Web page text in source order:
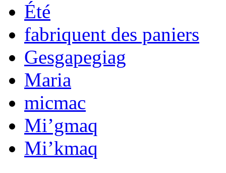
Été
fabriquent des paniers
Gesgapegiag
Maria
micmac
Mi’gmaq
Mi’kmaq